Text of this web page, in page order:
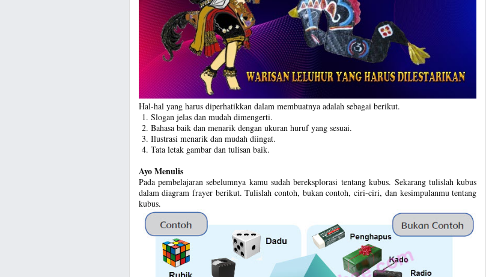
Hal-hal yang harus diperhatikkan dalam membuatnya adalah sebagai berikut.
Slogan jelas dan mudah dimengerti.
Bahasa baik dan menarik dengan ukuran huruf yang sesuai.
Ilustrasi menarik dan mudah diingat.
Tata letak gambar dan tulisan baik.
Ayo Menulis
Pada pembelajaran sebelumnya kamu sudah bereksplorasi tentang kubus. Sekarang tulislah kubus
dalam diagram frayer berikut. Tulislah contoh, bukan contoh, ciri-ciri, dan kesimpulanmu tentang
kubus.